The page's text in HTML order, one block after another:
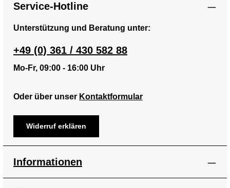
Service-Hotline
Unterstützung und Beratung unter:
+49 (0) 361 / 430 582 88
Mo-Fr, 09:00 - 16:00 Uhr
Oder über unser Kontaktformular
Widerruf erklären
Informationen